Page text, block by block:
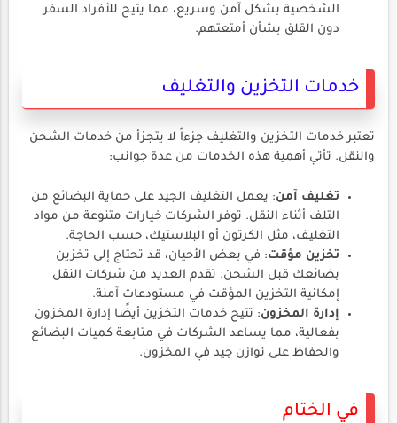
الشخصية بشكل آمن وسريع، مما يتيح للأفراد السفر
دون القلق بشأن أمتعتهم.
خدمات التخزين والتغليف
تعتبر خدمات التخزين والتغليف جزءاً لا يتجزأ من خدمات الشحن
والنقل. تأتي أهمية هذه الخدمات من عدة جوانب:
تغليف آمن: يعمل التغليف الجيد على حماية البضائع من
التلف أثناء النقل. توفر الشركات خيارات متنوعة من مواد
التغليف، مثل الكرتون أو البلاستيك، حسب الحاجة.
تخزين مؤقت: في بعض الأحيان، قد تحتاج إلى تخزين
بضائعك قبل الشحن. تقدم العديد من شركات النقل
إمكانية التخزين المؤقت في مستودعات آمنة.
إدارة المخزون: تتيح خدمات التخزين أيضًا إدارة المخزون
بفعالية، مما يساعد الشركات في متابعة كميات البضائع
والحفاظ على توازن جيد في المخزون.
في الختام